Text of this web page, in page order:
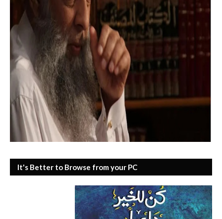
It's Better to Browse from your PC